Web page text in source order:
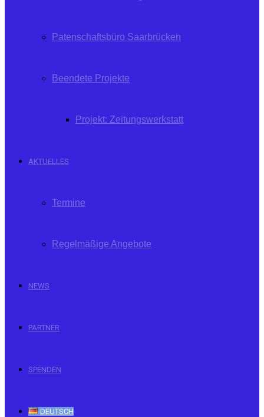
Patenschaftsbüro Saarbrücken
Beendete Projekte
Projekt: Zeitungswerkstatt
AKTUELLES
Termine
Regelmäßige Angebote
NEWS
PARTNER
SPENDEN
DEUTSCH